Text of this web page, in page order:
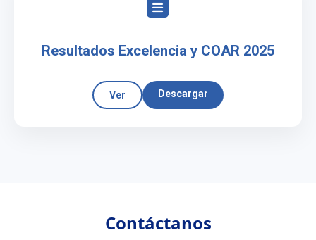
Resultados Excelencia y COAR 2025
Ver Descargar
Contáctanos